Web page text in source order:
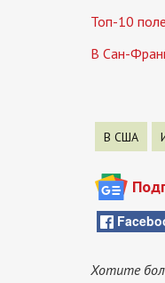
Топ-10
В Сан-
В США
Хотите